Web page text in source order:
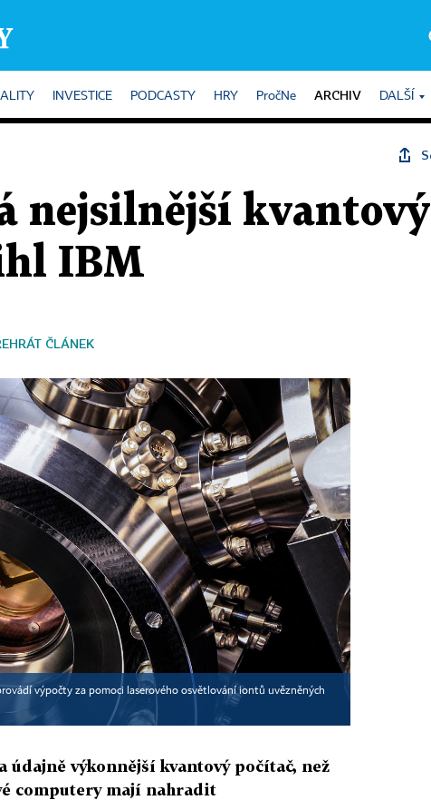
INVESTICE PODCASTY HRY PročNe ARCHIV DALŠÍ
nejsilnější
IBM
ČLÁNEK
výpočty za pomoci laserového osvětlování iontů uvězněných
údajně výkonnější kvantový počítač, než
computery mají nahradit